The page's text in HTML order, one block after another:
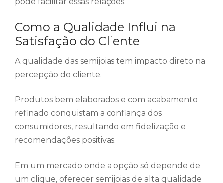
Como a Qualidade Influi na
Satisfação do Cliente
A qualidade das semijoias tem impacto direto na
percepção do cliente.
Produtos bem elaborados e com acabamento
refinado conquistam a confiança dos
consumidores, resultando em fidelização e
recomendações positivas.
Em um mercado onde a opção só depende de
um clique, oferecer semijoias de alta qualidade